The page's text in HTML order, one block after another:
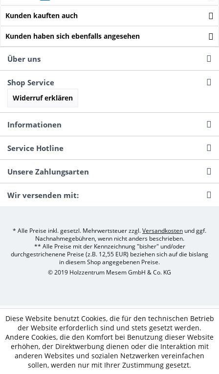
Kunden kauften auch
Kunden haben sich ebenfalls angesehen
Über uns
Shop Service
Widerruf erklären
Informationen
Service Hotline
Unsere Zahlungsarten
Wir versenden mit:
* Alle Preise inkl. gesetzl. Mehrwertsteuer zzgl.Versandkosten und ggf.
Nachnahmegebühren, wenn nicht anders beschrieben.
** Alle Preise mit der Kennzeichnung "bisher" und/oder
durchgestrichenene Preise (z.B. 12,55 EUR) beziehen sich auf die bislang
in diesem Shop angegebenen Preise.
© 2019 Holzzentrum Mesem GmbH & Co. KG
Diese Website benutzt Cookies, die für den technischen Betrieb
der Website erforderlich sind und stets gesetzt werden.
Andere Cookies, die den Komfort bei Benutzung dieser Website
erhöhen, der Direktwerbung dienen oder die Interaktion mit
anderen Websites und sozialen Netzwerken vereinfachen
sollen, werden nur mit Ihrer Zustimmung gesetzt.